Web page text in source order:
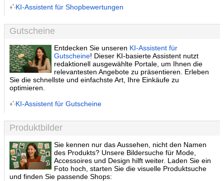
KI-Assistent für Shopbewertungen
Gutscheine
Entdecken Sie unseren KI-Assistent für
Gutscheine! Dieser KI-basierte Assistent nutzt
redaktionell ausgewählte Portale, um Ihnen die
relevantesten Angebote zu präsentieren. Erleben
Sie die schnellste und einfachste Art, Ihre Einkäufe zu
optimieren.
KI-Assistent für Gutscheine
Produktbilder
Sie kennen nur das Aussehen, nicht den Namen
des Produkts? Unsere Bildersuche für Mode,
Accessoires und Design hilft weiter. Laden Sie ein
Foto hoch, starten Sie die visuelle Produktsuche
und finden Sie passende Shops: